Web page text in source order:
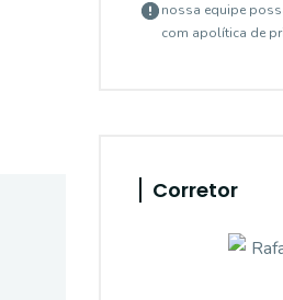
nossa equipe
com apolítica de
Corretor